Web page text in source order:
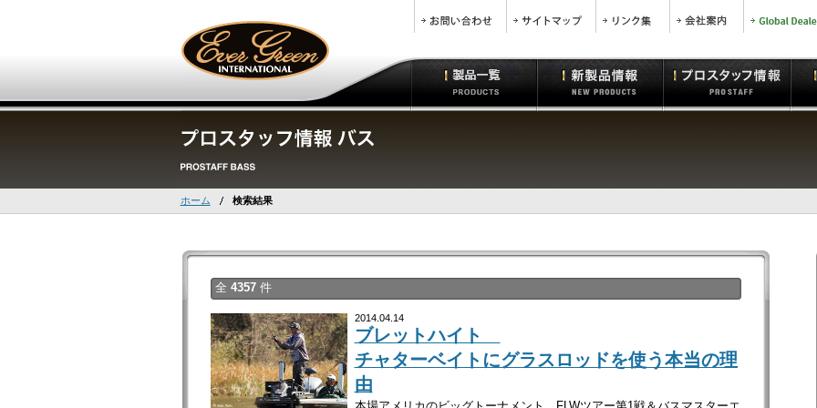
ホーム 検索結果
全 4357件
2014.04.14
ブレットハイト
チャターベイトにグラスロッドを使う本当の理
由